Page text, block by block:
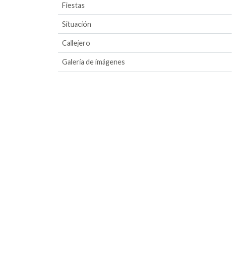
Fiestas
Situación
Callejero
Galería de imágenes